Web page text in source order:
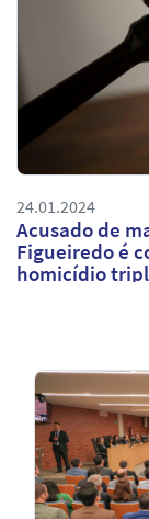
24.01.2024
Acusado de
Figueiredo é
homicídio
Notícias
em
Destaque